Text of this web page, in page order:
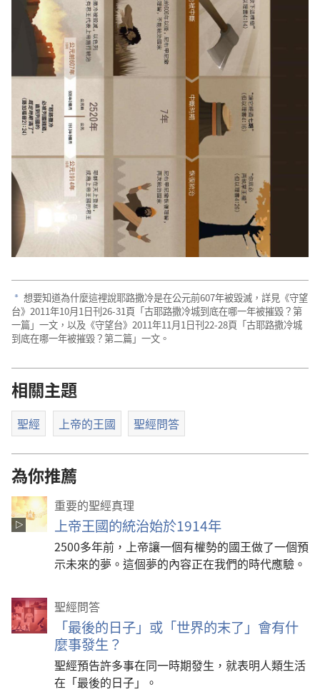
a 想要知道為什麼這裡說耶路撒冷是在公元前607年被毀滅，詳見《守望
台》2011年10月1日刊26-31頁「古耶路撒冷城到底在哪一年被摧毀？第
一篇」一文，以及《守望台》2011年11月1日刊22-28頁「古耶路撒冷城
到底在哪一年被摧毀？第二篇」一文。
相關主題
聖經 上帝的王國 聖經問答
為你推薦
重要的聖經真理
上帝王國的統治始於1914年
2500多年前，上帝讓一個有權勢的國王做了一個預
示未來的夢。這個夢的內容正在我們的時代應驗。
聖經問答
「最後的日子」或「世界的末了」會有什
麼事發生？
聖經預告許多事在同一時期發生，就表明人類生活
在「最後的日子」。